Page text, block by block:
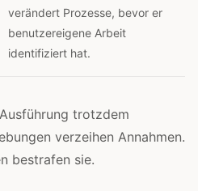
verändert Prozesse, bevor er
benutzereigene Arbeit
identifiziert hat.
trotzdem
verzeihen Annahmen.
bestrafen sie.